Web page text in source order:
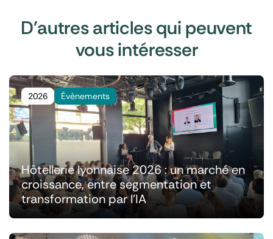
D'autres articles qui peuvent
vous intéresser
2026 Évènements
Hôtellerie lyonnaise 2026 : un marché en
croissance, entre segmentation et
transformation par l'IA